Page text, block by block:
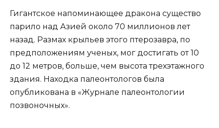
Гигантское напоминающее дракона существо
парило над Азией около 70 миллионов лет
назад. Размах крыльев этого птерозавра, по
предположениям ученых, мог достигать от 10
до 12 метров, больше, чем высота трехэтажного
здания. Находка палеонтологов была
опубликована в «Журнале палеонтологии
позвоночных».